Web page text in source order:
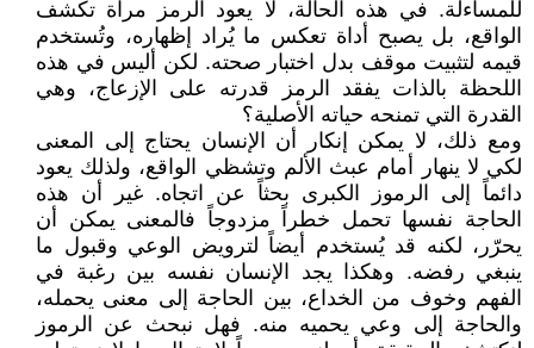
للمساءلة. في هذه الحالة، لا يعود الرمز مرآة تكشف
الواقع، بل يصبح أداة تعكس ما يُراد إظهاره، وتُستخدم
قيمه لتثبيت موقف بدل اختبار صحته. لكن أليس في هذه
اللحظة بالذات يفقد الرمز قدرته على الإزعاج، وهي
القدرة التي تمنحه حياته الأصلية؟
ومع ذلك، لا يمكن إنكار أن الإنسان يحتاج إلى المعنى
لكي لا ينهار أمام عبث الألم وتشظي الواقع، ولذلك يعود
دائماً إلى الرموز الكبرى بحثاً عن اتجاه. غير أن هذه
الحاجة نفسها تحمل خطراً مزدوجاً فالمعنى يمكن أن
يحرّر، لكنه قد يُستخدم أيضاً لترويض الوعي وقبول ما
ينبغي رفضه. وهكذا يجد الإنسان نفسه بين رغبة في
الفهم وخوف من الخداع، بين الحاجة إلى معنى يحمله،
والحاجة إلى وعي يحميه منه. فهل نبحث عن الرموز